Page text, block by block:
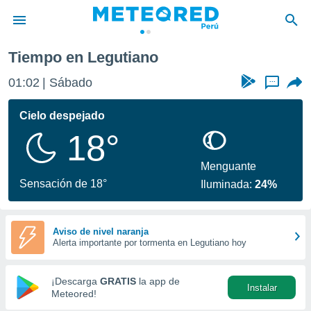
de
ha sido
calidad.
a este
las
y
forma
digital
basada
Tiempo en Legutiano
01:02 Sábado ...
Cielo despejado
18°
Sensación de 18°
Menguante
Iluminada:24%
Aviso de nivel naranja
Alerta importante por tormenta en Legutiano hoy
¡Descarga GRATIS la app de
Meteored!
Instalar